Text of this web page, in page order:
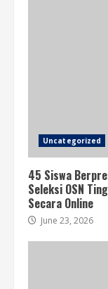
Uncategorized
45 Siswa
Seleksi OSN
Secara Online
June 23, 2026